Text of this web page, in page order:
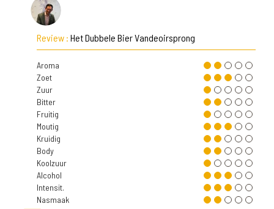
Review : Het Dubbele Bier Vandeoirsprong
Aroma
Zoet
Zuur
Bitter
Fruitig
Moutig
Kruidig
Body
Koolzuur
Alcohol
Intensit.
Nasmaak